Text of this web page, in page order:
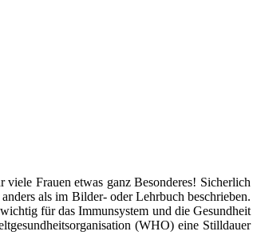
Frauen etwas ganz Besonderes! Sicherlich
als im Bilder- oder Lehrbuch beschrieben.
für das Immunsystem und die Gesundheit
(WHO) eine Stilldauer